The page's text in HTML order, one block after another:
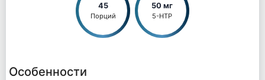
45
Порций
50 мг
5-HTP
Особенности